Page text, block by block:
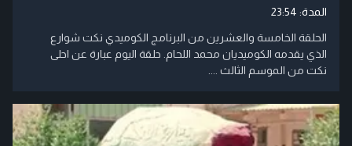
المدة: 23:54
الحلقة الخامسة والعشرين من البرنامج الكوميدي نكت شوارع
الذي يقدمه الكوميديان محمد اللحام. حلقة اليوم عبارة عن احلى
نكت من الموسم الثالث ....